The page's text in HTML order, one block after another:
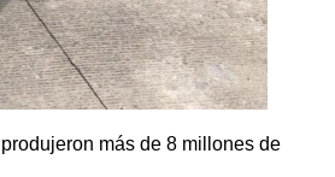
más de 8 millones de